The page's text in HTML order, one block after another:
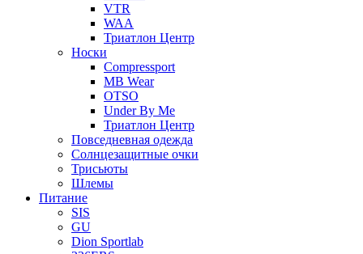
VTR
WAA
Триатлон Центр
Носки
Compressport
MB Wear
OTSO
Under By Me
Триатлон Центр
Повседневная одежда
Солнцезащитные очки
Трисьюты
Шлемы
Питание
SIS
GU
Dion Sportlab